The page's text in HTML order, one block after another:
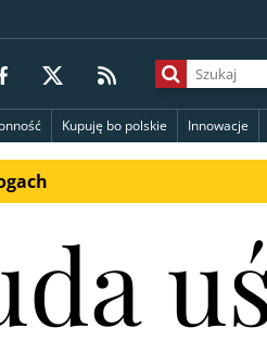
Kupuję bo polskie Innowacje